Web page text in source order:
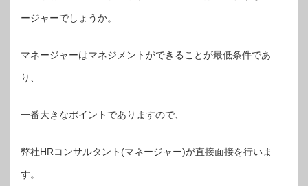
ージャーでしょうか。
マネージャーはマネジメントができることが最低条件であ
り、
一番大きなポイントでありますので、
弊社HRコンサルタント(マネージャー)が直接面接を行いま
す。